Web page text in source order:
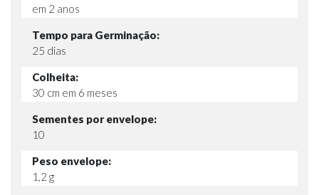
em 2 anos
Tempo para Germinação:
25 dias
Colheita:
30 cm em 6 meses
Sementes por envelope:
10
Peso envelope:
1,2 g